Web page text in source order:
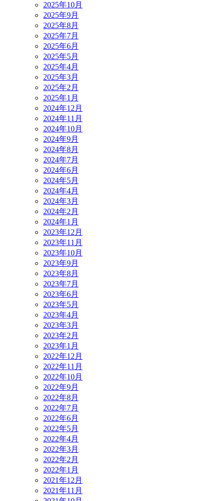
2025年10月
2025年9月
2025年8月
2025年7月
2025年6月
2025年5月
2025年4月
2025年3月
2025年2月
2025年1月
2024年12月
2024年11月
2024年10月
2024年9月
2024年8月
2024年7月
2024年6月
2024年5月
2024年4月
2024年3月
2024年2月
2024年1月
2023年12月
2023年11月
2023年10月
2023年9月
2023年8月
2023年7月
2023年6月
2023年5月
2023年4月
2023年3月
2023年2月
2023年1月
2022年12月
2022年11月
2022年10月
2022年9月
2022年8月
2022年7月
2022年6月
2022年5月
2022年4月
2022年3月
2022年2月
2022年1月
2021年12月
2021年11月